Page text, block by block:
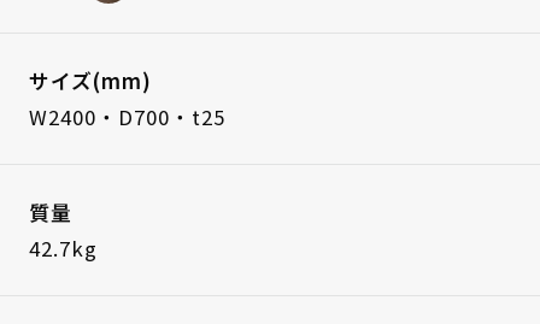
サイズ(mm)
W2400・D700・t25
質量
42.7kg